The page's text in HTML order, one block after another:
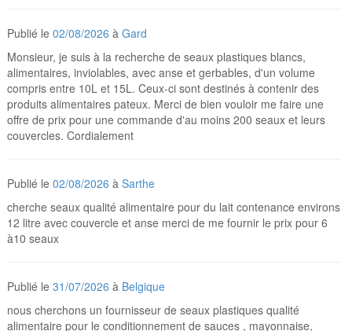
Publié le02/08/2026 àGard
Monsieur, je suis à la recherche de seaux plastiques blancs,
alimentaires, inviolables, avec anse et gerbables, d'un volume
compris entre 10L et 15L. Ceux-ci sont destinés à contenir des
produits alimentaires pateux. Merci de bien vouloir me faire une
offre de prix pour une commande d'au moins 200 seaux et leurs
couvercles. Cordialement
Publié le02/08/2026 àSarthe
cherche seaux qualité alimentaire pour du lait contenance environs
12 litre avec couvercle et anse merci de me fournir le prix pour 6
à10 seaux
Publié le31/07/2026 à Belgique
nous cherchons un fournisseur de seaux plastiques qualité
alimentaire pour le conditionnement de sauces , mayonnaise,